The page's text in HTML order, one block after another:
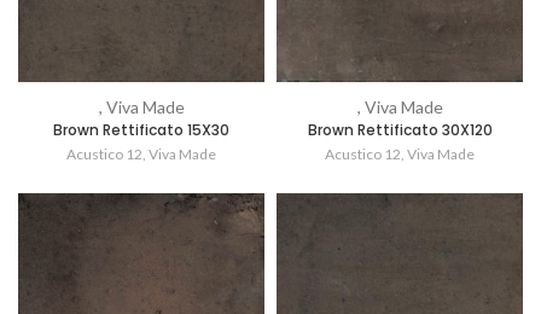
, Viva Made
Brown Rettificato 15X30
Acustico 12, Viva Made
, Viva Made
Brown Rettificato 30X120
Acustico 12, Viva Made